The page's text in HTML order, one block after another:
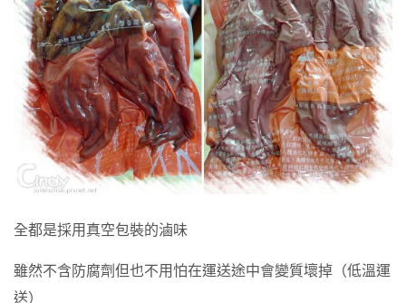
全都是採用真空包裝的滷味
雖然不含防腐劑但也不用怕在運送途中會變質壞掉（低溫運
送）